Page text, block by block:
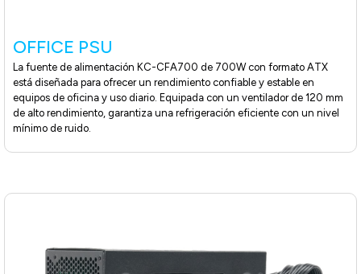
OFFICE PSU
La fuente de alimentación KC-CFA700 de 700W con formato ATX
está diseñada para ofrecer un rendimiento confiable y estable en
equipos de oficina y uso diario. Equipada con un ventilador de 120 mm
de alto rendimiento, garantiza una refrigeración eficiente con un nivel
mínimo de ruido.